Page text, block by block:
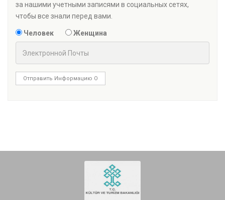
за нашими учетными записями в социальных сетях,
чтобы все знали перед вами.
Человек Женщина
Отправить Информацию О